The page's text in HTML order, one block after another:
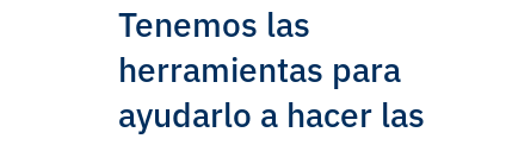
Tenemos las
herramientas para
ayudarlo a hacer las